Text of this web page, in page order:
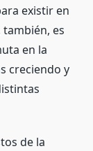
existir en
es
en la
creciendo y
de la